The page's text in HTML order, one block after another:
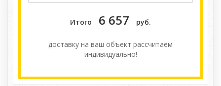
Итого 6 657 руб.
доставку на ваш объект расcчитаем
индивидуально!